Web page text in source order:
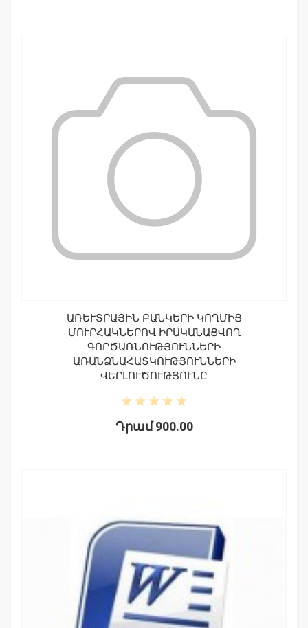
ԱՌԵՒՏՐԱՅԻՆ ԲԱՆԿԵՐԻ ԿՈՂՄԻՑ Մ
ՈՒՐՀԱԿՆԵՐՈՎ ԻՐԱԿԱՆԱՑՎՈՂ Գ
ՈՐԾԱՌՆՈՒԹՅՈՒՆՆԵՐԻ Ա
ՌԱՆՁՆԱՀԱՏԿՈՒԹՅՈՒՆՆԵՐԻ Վ
ԵՐԼՈՒԾՈՒԹՅՈՒՆԸ
Դրամ 900.00